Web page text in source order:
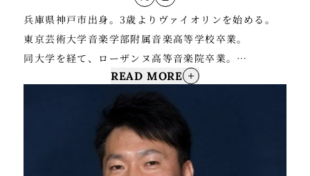
2006年 ポーランド大使館でショパン作品を演奏 2010
年 ショパン生誕200年記念・NHKカルチャー主催のワ
ルシャワ交流祭 ツアーに参加、ワルシャワ・パリにて
ショパンを演奏し喝采を浴びる。2011年 NHKラジオ
第2文化講演会「ショパンとその時代」に出演 2012年
スペインのマヨルカ島、スイスツアーを開催 2014年
ブラジル・サンパウロにて海外初の「ピアノ・オペラ
ファイナル ファンタジー」(国際交流基金主催)コンサ
ートに出演 2015年・2016年「ピアノ・オペラ ファイ
兵庫県神戸市出身。3歳よりヴァイオリンを始める。
東京芸術大学音楽学部附属音楽高等学校卒業。
同大学を経て、ローザンヌ高等音楽院卒業。
同大学院修士課程修了。
ローザンヌ（スイス）において Sinfonietta de
Lausanne アカデミー課程修了。
8歳で京都音楽コンクール金賞奨励賞
READ MORE